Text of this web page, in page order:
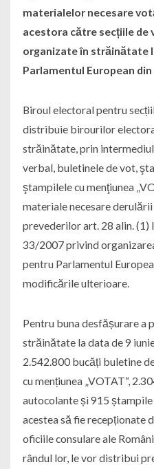
materialelor necesare
acestora către secțiile de
organizate în străinătate
Parlamentul European din
Biroul electoral pentru
distribuie birourilor
străinătate, prin
verbal, buletinele de vot,
ştampilele cu menţiunea
materiale necesare
prevederilor art. 28 alin. (1)
33/2007 privind
pentru Parlamentul
modificările ulterioare.
Pentru buna desfășurare a
străinătate la data de 9
2.542.800 bucăți buletine
cu mențiunea „VOTAT“,
autocolante și 915
acestea să fie recepționate
oficiile consulare ale
rândul lor, le vor distribui